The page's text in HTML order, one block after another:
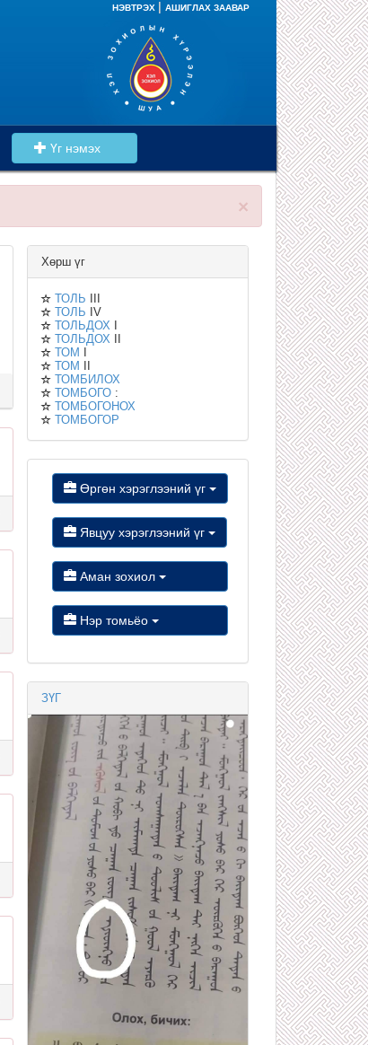
НЭВТРЭХ АШИГЛАХ ЗААВАР
Үг нэмэх
×
Хөрш үг
ТОЛЬ
ТОЛЬ IV
ТОЛЬДОХ
ТОЛЬДОХ
ТОМ
ТОМ
ТОМБИЛОХ
ТОМБОГО:
ТОМБОГОНОХ
ТОМБОГОР
Өргөн хэрэглээний үг
Явцуу хэрэглээний үг
Аман зохиол
Нэр томьёо
ЗҮГ